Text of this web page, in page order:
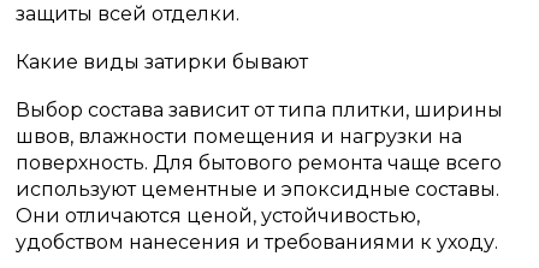
защиты всей отделки.
Какие виды затирки бывают
Выбор состава зависит от типа плитки, ширины
швов, влажности помещения и нагрузки на
поверхность. Для бытового ремонта чаще всего
используют цементные и эпоксидные составы.
Они отличаются ценой, устойчивостью,
удобством нанесения и требованиями к уходу.